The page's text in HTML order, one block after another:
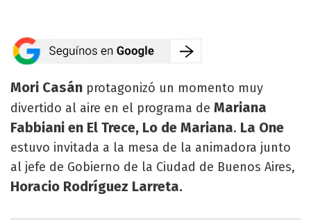
Mori Casán protagonizó un momento muy
divertido al aire en el programa de Mariana
Fabbiani en El Trece, Lo de Mariana. La One
estuvo invitada a la mesa de la animadora junto
al jefe de Gobierno de la Ciudad de Buenos Aires,
Horacio Rodríguez Larreta.